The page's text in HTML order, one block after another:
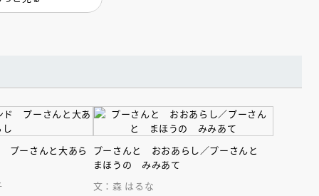
プーさんと大あら
プーさんと おおあらし／プーさんと
まほうの みみあて
文：森 はるな
えほん通信